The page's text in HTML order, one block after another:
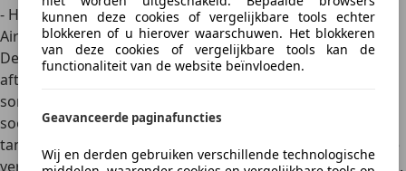
kunnen deze cookies of vergelijkbare tools echter
blokkeren of u hierover waarschuwen. Het blokkeren
van deze cookies of vergelijkbare tools kan de
functionaliteit van de website beïnvloeden.
Geavanceerde paginafuncties
Wij en derden gebruiken verschillende technologische
- Hoog geluidsniveau
Airpress-compressor
De airpress-compressor is een type dat vooral in
aftermarket tuning
soms ook in rallyauto’s
soort compressor werkt metsamengeperste lucht in een
tank
, die op afroep wordt geïnjecteerd in de motor. Niet te
verwarren met de klassieke mechanische compressor dus.